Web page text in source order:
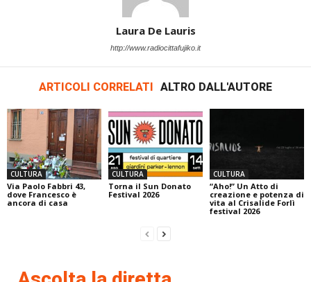
Laura De Lauris
http://www.radiocittafujiko.it
ARTICOLI CORRELATI ALTRO DALL'AUTORE
CULTURA
Via Paolo Fabbri 43,
dove Francesco è
ancora di casa
CULTURA
Torna il Sun Donato
Festival 2026
CULTURA
“Aho!” Un Atto di
creazione e potenza di
vita al Crisalide Forlì
festival 2026